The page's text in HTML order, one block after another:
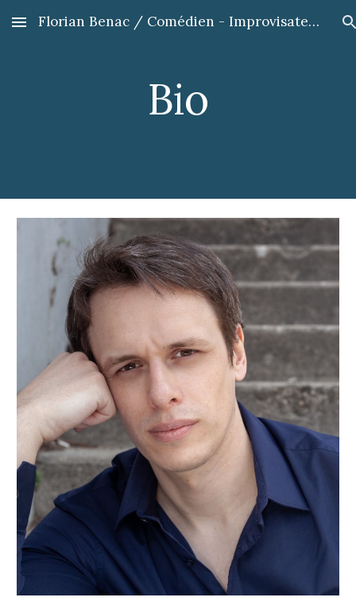
Skip to main content Skip to navigation
Florian Benac / Comédien - Improvisateur - Formateur
Bio